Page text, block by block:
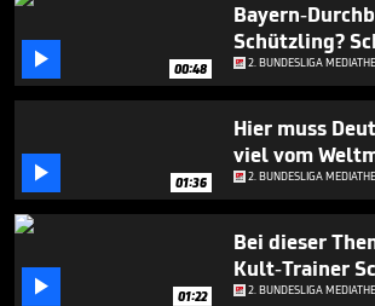
 00:48
Bayern-
Schützling?
2. BUNDESLIGA
 01:36
Hier muss
viel vom
2. BUNDESLIGA
 01:22
Bei dieser
Kult-Trainer
2. BUNDESLIGA